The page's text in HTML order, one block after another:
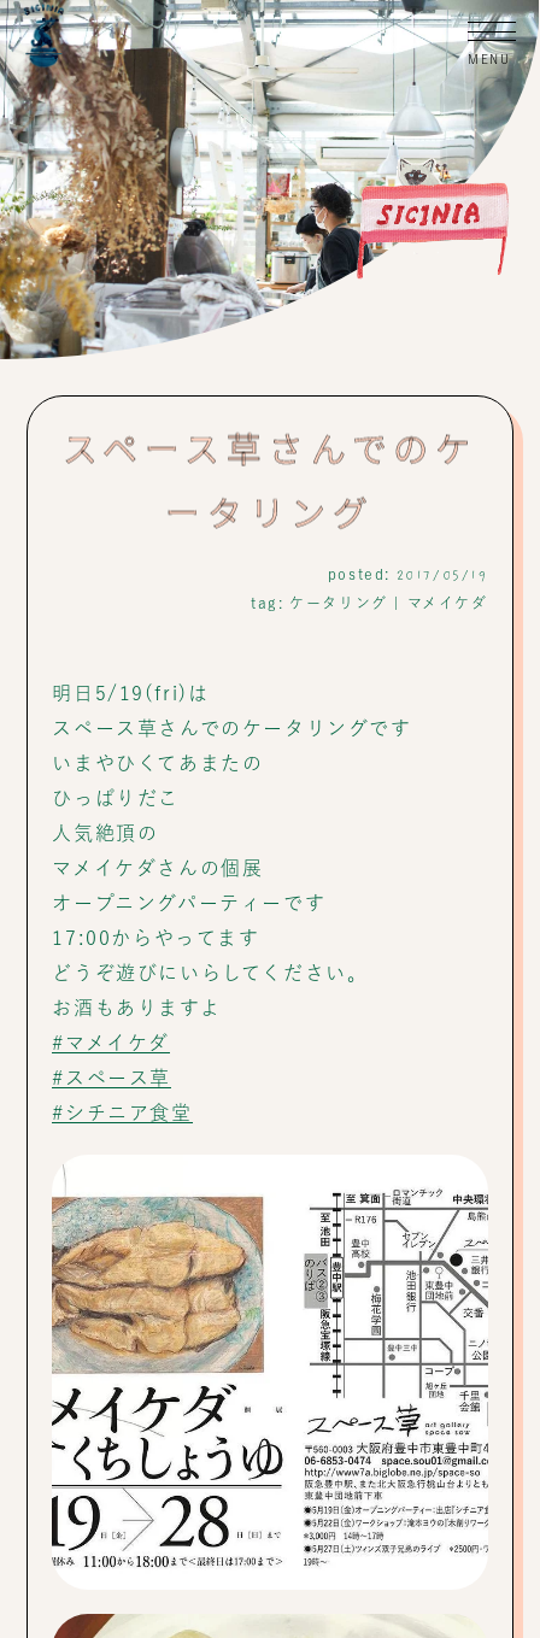
スペース草さんでのケ
ータリング
posted: 2017/05/19
tag: ケータリング マメイケダ
明日5/19(fri)は
スペース草さんでのケータリングです
いまやひくてあまたの
ひっぱりだこ
人気絶頂の
マメイケダさんの個展
オープニングパーティーです
17:00からやってます
どうぞ遊びにいらしてください。
お酒もありますよ
#マメイケダ
#スペース草
#シチニア食堂